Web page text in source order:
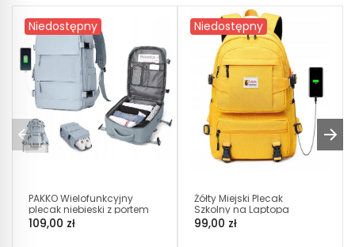
Niedostępny
PAKKO Wielofunkcyjny
plecak niebieski z portem
USB wodoodporny
bagaż podręczny
109,00 zł
Niedostępny
Żółty Miejski Plecak
Szkolny na Laptopa
(D064)
99,00 zł